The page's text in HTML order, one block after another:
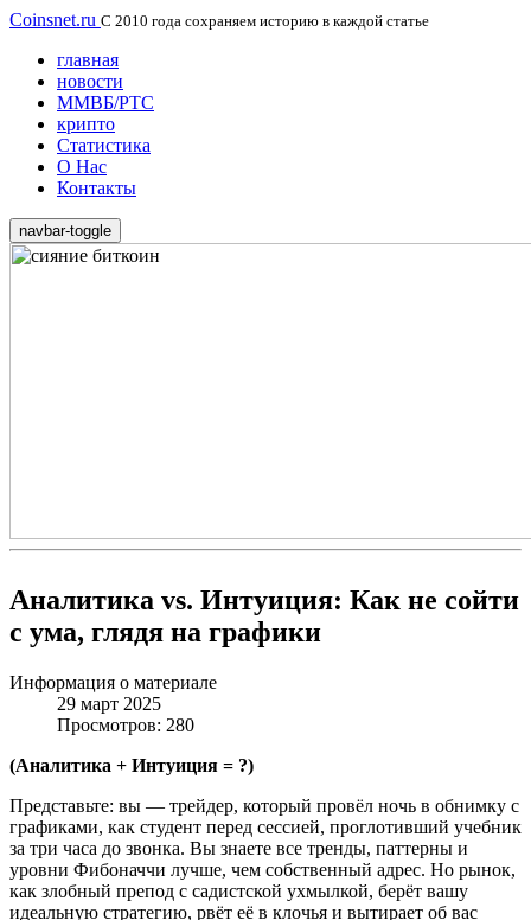
Coinsnet.ru С 2010 года сохраняем историю в каждой статье
главная
новости
ММВБ/РТС
крипто
Статистика
О Нас
Контакты
navbar-toggle
Аналитика vs. Интуиция: Как не сойти
с ума, глядя на графики
Информация о материале
29 март 2025
Просмотров: 280
(Аналитика + Интуиция = ?)
Представьте: вы — трейдер, который провёл ночь в обнимку с
графиками, как студент перед сессией, проглотивший учебник
за три часа до звонка. Вы знаете все тренды, паттерны и
уровни Фибоначчи лучше, чем собственный адрес. Но рынок,
как злобный препод с садистской ухмылкой, берёт вашу
идеальную стратегию, рвёт её в клочья и вытирает об вас